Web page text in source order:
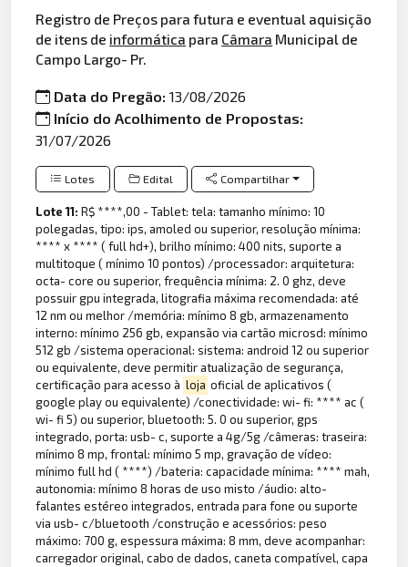
Registro de Preços para futura e eventual aquisição
de itens de informática para Câmara Municipal de
Campo Largo- Pr.
Data do Pregão:13/08/2026
Início do Acolhimento de Propostas:
31/07/2026
Lotes Edital Compartilhar
Lote 11:R$ ****,00 - Tablet: tela: tamanho mínimo: 10
polegadas, tipo: ips, amoled ou superior, resolução mínima:
**** x **** ( full hd+), brilho mínimo: 400 nits, suporte a
multitoque ( mínimo 10 pontos) /processador: arquitetura:
octa- core ou superior, frequência mínima: 2. 0 ghz, deve
possuir gpu integrada, litografia máxima recomendada: até
12 nm ou melhor /memória: mínimo 8 gb, armazenamento
interno: mínimo 256 gb, expansão via cartão microsd: mínimo
512 gb /sistema operacional: sistema: android 12 ou superior
ou equivalente, deve permitir atualização de segurança,
certificação para acesso à loja oficial de aplicativos (
google play ou equivalente) /conectividade: wi- fi: **** ac (
wi- fi 5) ou superior, bluetooth: 5. 0 ou superior, gps
integrado, porta: usb- c, suporte a 4g/5g /câmeras: traseira:
mínimo 8 mp, frontal: mínimo 5 mp, gravação de vídeo:
mínimo full hd ( ****) /bateria: capacidade mínima: **** mah,
autonomia: mínimo 8 horas de uso misto /áudio: alto-
falantes estéreo integrados, entrada para fone ou suporte
via usb- c/bluetooth /construção e acessórios: peso
máximo: 700 g, espessura máxima: 8 mm, deve acompanhar:
carregador original, cabo de dados, caneta compatível, capa